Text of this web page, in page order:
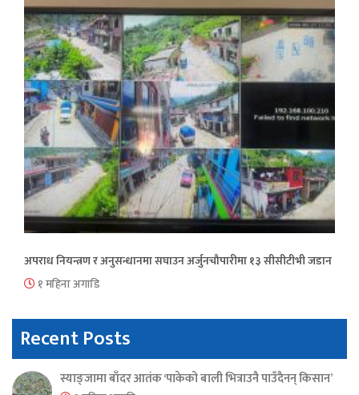
अपराध नियन्त्रण र अनुसन्धानमा सघाउन अर्जुनचौपारीमा १३ सीसीटीभी जडान
१ महिना अगाडि
Recent Posts
स्याङ्जामा बाँदर आतंक ‘पाकेको बाली भित्राउनै पाउँदैनन् किसान’